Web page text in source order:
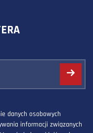
danych osobowych
informacji związanych